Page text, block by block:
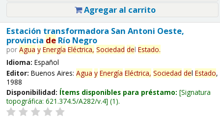
Agregar al carrito
Estación transformadora San Antoni Oeste,
provincia deRío Negro
por Agua y Energía Eléctrica, Sociedad del Estado.
Idioma: Español
Editor: Buenos Aires: Agua y Energía Eléctrica, Sociedad del Estado,
1988
Disponibilidad: Ítems disponibles para préstamo: Signatura
topográfica: 621.374.5/A282/v.4 (1).